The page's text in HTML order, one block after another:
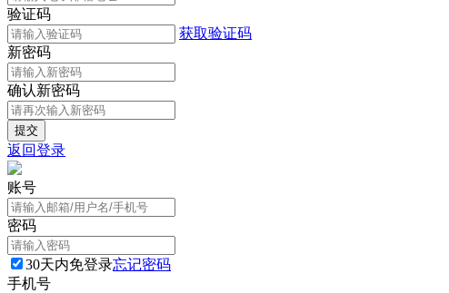
验证码
获取验证码
新密码
确认新密码
返回登录
账号
密码
30天内免登录忘记密码
手机号